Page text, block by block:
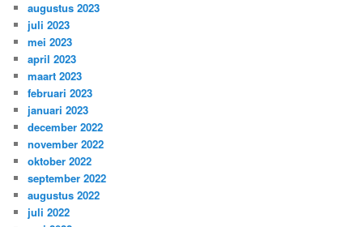
augustus 2023
juli 2023
mei 2023
april 2023
maart 2023
februari 2023
januari 2023
december 2022
november 2022
oktober 2022
september 2022
augustus 2022
juli 2022